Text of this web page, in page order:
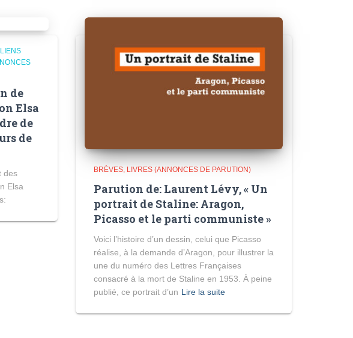
LIENS
de
Elsa
de
de
des
Elsa
BRÈVES LIVRES (ANNONCES DE PARUTION)
Parution de: Laurent Lévy, « Un
portrait de Staline: Aragon,
Picasso et le parti communiste »
Voici l’histoire d’un dessin, celui que Picasso
réalise, à la demande d’Aragon, pour illustrer la
une du numéro des Lettres Françaises
consacré à la mort de Staline en 1953. À peine
publié, ce portrait d’un Lire la suite